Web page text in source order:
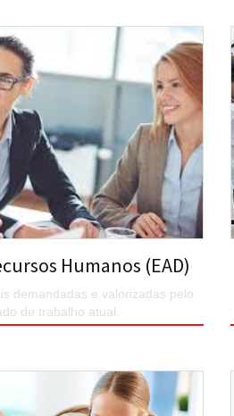
Humanos (EAD)
demandadas e valorizadas pelo
de trabalho atual.